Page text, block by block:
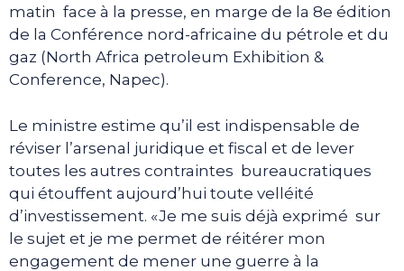
matin face à la presse, en marge de la 8e édition
de la Conférence nord-africaine du pétrole et du
gaz (North Africa petroleum Exhibition &
Conference, Napec).
Le ministre estime qu’il est indispensable de
réviser l’arsenal juridique et fiscal et de lever
toutes les autres contraintes bureaucratiques
qui étouffent aujourd’hui toute velléité
d’investissement. «Je me suis déjà exprimé sur
le sujet et je me permet de réitérer mon
engagement de mener une guerre à la